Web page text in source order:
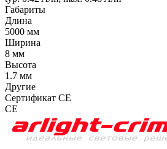
Габариты
Длина
5000 мм
Ширина
8 мм
Высота
1.7 мм
Другие
Сертификат CE
CE